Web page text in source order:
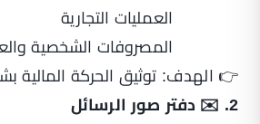
العمليات التجارية
المصروفات الشخصية
👉 الهدف: توثيق الحركة
2. ✉️ دفتر صور الرسائل